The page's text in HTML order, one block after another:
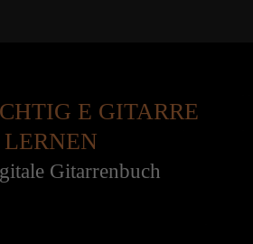
E GITARRE
LERNEN
Gitarrenbuch